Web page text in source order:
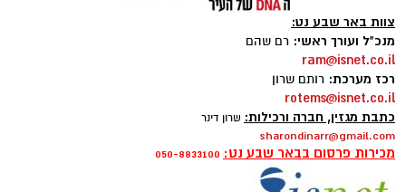
צוות באר שבע נט:
מנכ"ל ועורך ראשי: רם שהם
ram@isnet.co.il
רכז מערכת: רותם שרון
rotems@isnet.co.il
כתבת מגזין, חברה ורכילות: שרון דינר
sharondinarr@gmail.com
מכירות פרסום בבאר שבע נט: 050-8833100